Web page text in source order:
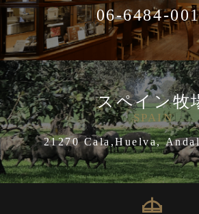
06-6484-
スペイン牧
SPAIN
21270 Cala,Huelva,